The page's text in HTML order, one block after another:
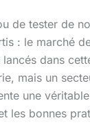
de tester de
: le marché
dans
mais un
une
les bonnes